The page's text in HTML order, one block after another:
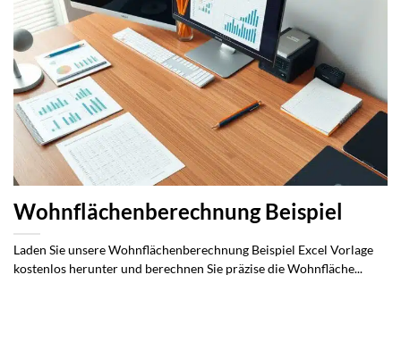
Wohnflächenberechnung Beispiel
Laden Sie unsere Wohnflächenberechnung Beispiel Excel Vorlage
kostenlos herunter und berechnen Sie präzise die Wohnfläche...